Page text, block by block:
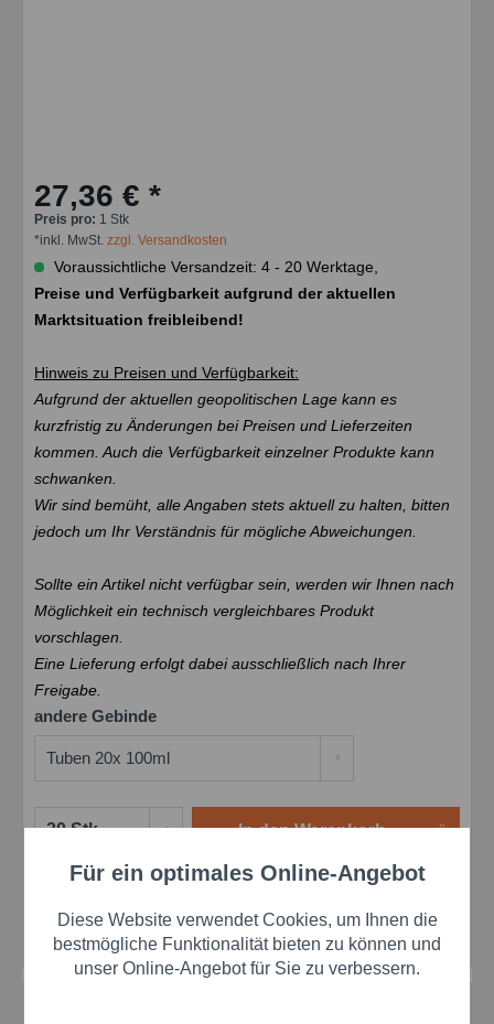
27,36 € *
Preis pro: 1 Stk
*inkl. MwSt. zzgl. Versandkosten
Voraussichtliche Versandzeit: 4 - 20 Werktage,
Preise und Verfügbarkeit aufgrund der aktuellen
Marktsituation freibleibend!
Hinweis zu Preisen und Verfügbarkeit:
Aufgrund der aktuellen geopolitischen Lage kann es
kurzfristig zu Änderungen bei Preisen und Lieferzeiten
kommen. Auch die Verfügbarkeit einzelner Produkte kann
schwanken.
Wir sind bemüht, alle Angaben stets aktuell zu halten, bitten
jedoch um Ihr Verständnis für mögliche Abweichungen.
Sollte ein Artikel nicht verfügbar sein, werden wir Ihnen nach
Möglichkeit ein technisch vergleichbares Produkt
vorschlagen.
Eine Lieferung erfolgt dabei ausschließlich nach Ihrer
Freigabe.
andere Gebinde
In den Warenkorb
Bewerten
Artikel-Nr.: sinuTN3005C-T
Funktionale Aktiv
Marketing Aktiv
Für ein optimales Online-Angebot
Diese Website verwendet Cookies, um Ihnen die
bestmögliche Funktionalität bieten zu können und
unser Online-Angebot für Sie zu verbessern.